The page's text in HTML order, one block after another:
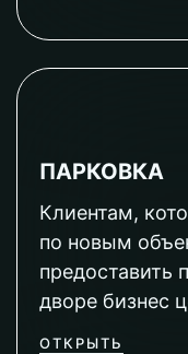
ПАРКОВКА
Клиентам,
по новым
предоставить
дворе бизнес
ОТКРЫТЬ